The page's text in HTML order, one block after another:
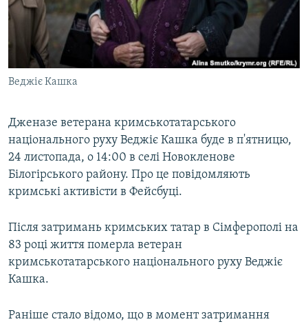
ВІДЕОУРОКИ «ELIFBE»
СВІДЧЕННЯ ОКУПАЦІЇ
УКРАЇНСЬКА ПРОБЛЕМА КРИМУ
ІНФОГРАФІКА
Русский
Qırımtatar
ДОЛУЧАЙСЯ!
Усі сайти RFE/RL
Веджіє Кашка
Дженазе ветерана кримськотатарського
національного руху Веджіє Кашка буде в п'ятницю,
24 листопада, о 14:00 в селі Новокленове
Білогірського району. Про це повідомляють
кримські активісти в Фейсбуці.
Після затримань кримських татар в Сімферополі на
83 році життя померла ветеран
кримськотатарського національного руху Веджіє
Кашка.
Раніше стало відомо, що в момент затримання